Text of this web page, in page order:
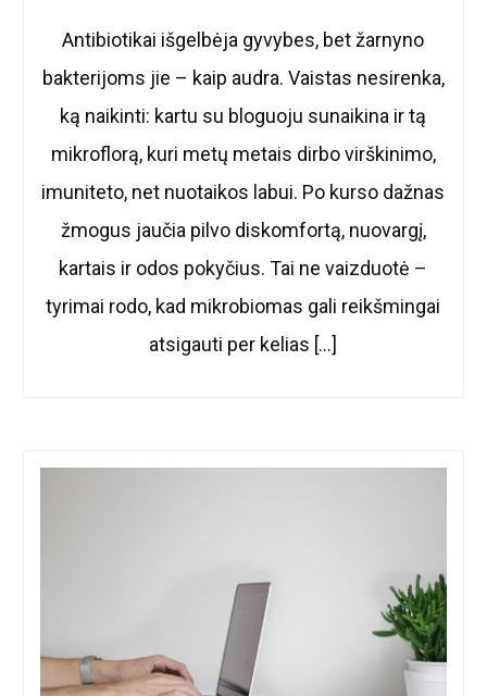
Antibiotikai išgelbėja gyvybes, bet žarnyno
bakterijoms jie – kaip audra. Vaistas nesirenka,
ką naikinti: kartu su bloguoju sunaikina ir tą
mikroflorą, kuri metų metais dirbo virškinimo,
imuniteto, net nuotaikos labui. Po kurso dažnas
žmogus jaučia pilvo diskomfortą, nuovargį,
kartais ir odos pokyčius. Tai ne vaizduotė –
tyrimai rodo, kad mikrobiomas gali reikšmingai
atsigauti per kelias […]